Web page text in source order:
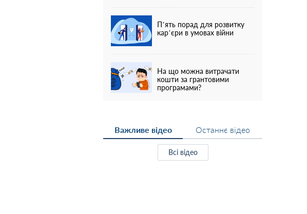
П’ять порад для розвитку
кар’єри в умовах війни
На що можна витрачати
кошти за грантовими
програмами?
Важливе відео Останнє відео
Всі відео